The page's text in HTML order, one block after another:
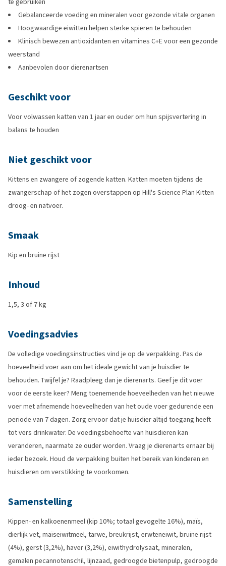
Gebalanceerde voeding en mineralen voor gezonde vitale organen
Hoogwaardige eiwitten helpen sterke spieren te behouden
Klinisch bewezen antioxidanten en vitamines C+E voor een gezonde
weerstand
Aanbevolen door dierenartsen
Geschikt voor
Voor volwassen katten van 1 jaar en ouder om hun spijsvertering in
balans te houden
Niet geschikt voor
Kittens en zwangere of zogende katten. Katten moeten tijdens de
zwangerschap of het zogen overstappen op Hill's Science Plan Kitten
droog- en natvoer.
Smaak
Kip en bruine rijst
Inhoud
1,5, 3 of 7 kg
Voedingsadvies
De volledige voedingsinstructies vind je op de verpakking. Pas de
hoeveelheid voer aan om het ideale gewicht van je huisdier te
behouden. Twijfel je? Raadpleeg dan je dierenarts. Geef je dit voer
voor de eerste keer? Meng toenemende hoeveelheden van het nieuwe
voer met afnemende hoeveelheden van het oude voer gedurende een
periode van 7 dagen. Zorg ervoor dat je huisdier altijd toegang heeft
tot vers drinkwater. De voedingsbehoefte van huisdieren kan
veranderen, naarmate ze ouder worden. Vraag je dierenarts ernaar bij
ieder bezoek. Houd de verpakking buiten het bereik van kinderen en
huisdieren om verstikking te voorkomen.
Samenstelling
Kippen- en kalkoenenmeel (kip 10%; totaal gevogelte 16%), maïs,
dierlijk vet, maïseiwitmeel, tarwe, breukrijst, erwteneiwit, bruine rijst
(4%), gerst (3,2%), haver (3,2%), eiwithydrolysaat, mineralen,
gemalen pecannotenschil, lijnzaad, gedroogde bietenpulp, gedroogde